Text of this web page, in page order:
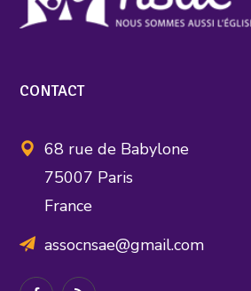
CONTACT
68 rue de Babylone
75007 Paris
France
assocnsae@gmail.com